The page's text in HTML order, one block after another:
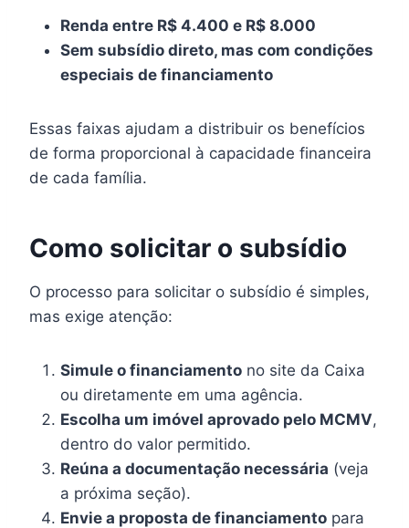
Renda entre R$ 4.400 e R$ 8.000
Sem subsídio direto, mas com condições
especiais de financiamento
Essas faixas ajudam a distribuir os benefícios
de forma proporcional à capacidade financeira
de cada família.
Como solicitar o subsídio
O processo para solicitar o subsídio é simples,
mas exige atenção:
Simule o financiamento no site da Caixa
ou diretamente em uma agência.
Escolha um imóvel aprovado pelo MCMV,
dentro do valor permitido.
Reúna a documentação necessária (veja
a próxima seção).
Envie a proposta de financiamento para